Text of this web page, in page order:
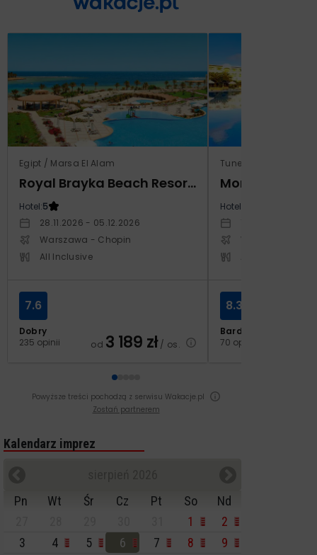
Egipt / Marsa El Alam
Royal Brayka Beach Resort (ex Zee Brayka)
Hotel:5
28.11.2026 - 05.12.2026
Warszawa - Chopin
All Inclusive
Dobry
235 opinii
7.6
od 3 189 zł/ os.
Tunezja / Al-
Monarque El
Hotel:
Warszawa -
Bardzo dobry
70 opinii
8.3
Powyższe treści pochodzą z serwisu Wakacje.pl
Zostań partnerem
Kalendarz imprez
Pn
Wt Śr Cz Pt So
Nd
1
2
3
4 5 6 7 8
9